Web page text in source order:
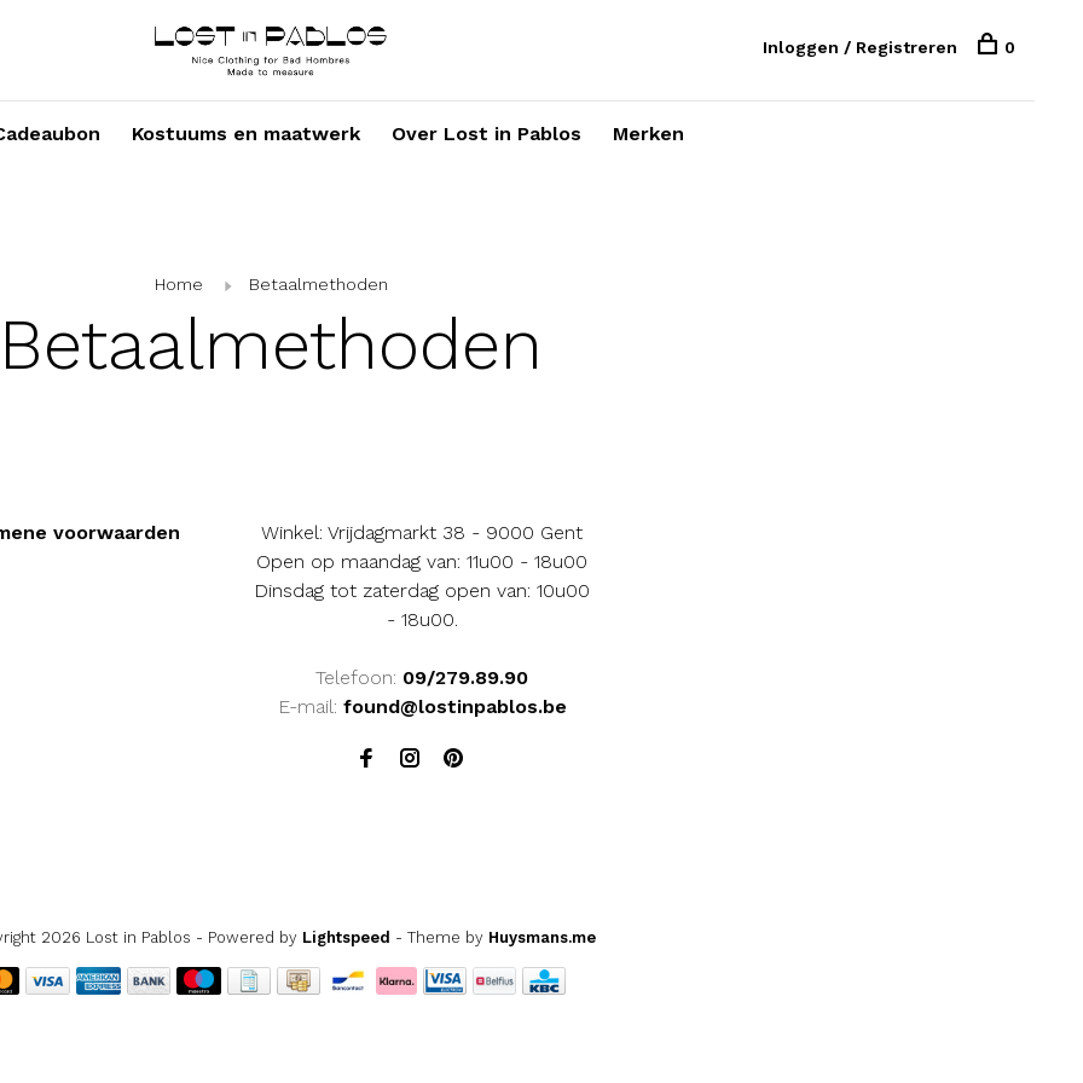
Kostuums en maatwerk Over Lost in Pablos Merken
Inloggen / Registreren 0
Home Betaalmethoden
Betaalmethoden
voorwaarden
Winkel: Vrijdagmarkt 38 - 9000 Gent
Open op maandag van: 11u00 - 18u00
Dinsdag tot zaterdag open van: 10u00
- 18u00.
Telefoon: 09/279.89.90
E-mail: found@lostinpablos.be
2026 Lost in Pablos - Powered by Lightspeed - Theme by Huysmans.me